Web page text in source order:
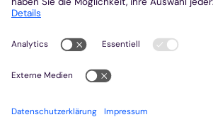
Region Aachen-Stadt, Mobil:
Altenseelsorge in Aachen-
Zurück